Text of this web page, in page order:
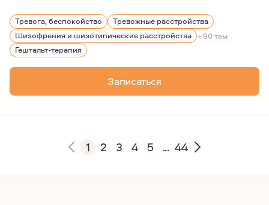
На личном опыте прохождения терапии могу сказать:
Именно этому я предлагаю вам научиться в терапии со
Тревога, беспокойство
Тревожные расстройства
Шизофрения и шизотипические расстройства + 90 тем
Гештальт-терапия
Записаться
1 2 3 4 5 ... 44